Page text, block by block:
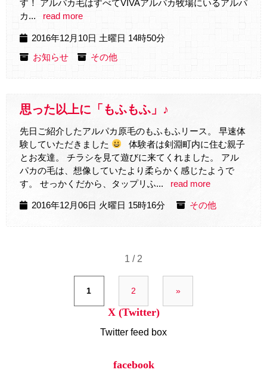
す！ アルパカ毛はすべてVIVAアルパカ牧場にいるアルパ
カ...
read more
2016年12月10日 土曜日 14時50分
お知らせ
その他
思った以上に「もふもふ」♪
先日ご紹介したアルパカ原毛のもふもふリース。 早速体
験していただきました
体験者は剣淵町内に住む親子
とお友達。 チラシを見て遊びに来てくれました。 アル
パカの毛は、想像していたより柔らかく感じたようで
す。 せっかくだから、タップリふ...
read more
2016年12月06日 火曜日 15時16分 その他
1 / 2
1 2 »
X (Twitter)
Twitter feed box
facebook